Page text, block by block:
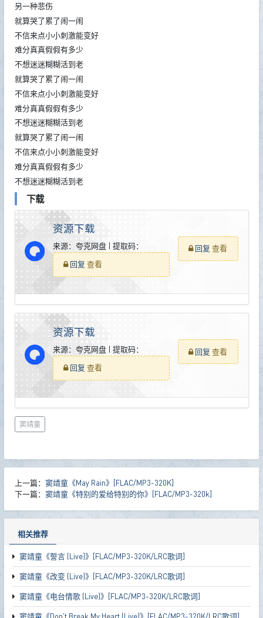
另一种悲伤
就算哭了累了闹一闹
不信来点小小刺激能变好
难分真真假假有多少
不想迷迷糊糊活到老
就算哭了累了闹一闹
不信来点小小刺激能变好
难分真真假假有多少
不想迷迷糊糊活到老
就算哭了累了闹一闹
不信来点小小刺激能变好
难分真真假假有多少
不想迷迷糊糊活到老
下载
资源下载
来源：夸克网盘 | 提取码：
回复查看
回复查看
资源下载
来源：夸克网盘 | 提取码：
回复查看
回复查看
窦靖童
上一篇： 窦靖童《May Rain》[FLAC/MP3-320K]
下一篇： 窦靖童《特别的爱给特别的你》[FLAC/MP3-320k]
相关推荐
窦靖童《誓言 (Live)》[FLAC/MP3-320K/LRC歌词]
窦靖童《改变 (Live)》[FLAC/MP3-320K/LRC歌词]
窦靖童《电台情歌 (Live)》[FLAC/MP3-320K/LRC歌词]
窦靖童《Don't Break My Heart (Live)》[FLAC/MP3-320K/LRC歌词]